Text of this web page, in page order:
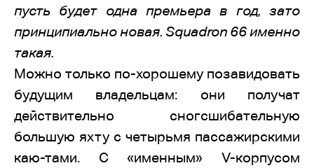
пусть будет одна премьера в год, зато
принципиально новая. Squadron 66 именно
такая.
Можно только по-хорошему позавидовать
будущим владельцам: они получат
действительно сногсшибательную
большую яхту с четырьмя пассажирскими
каю-тами. С «именным» V-корпусом